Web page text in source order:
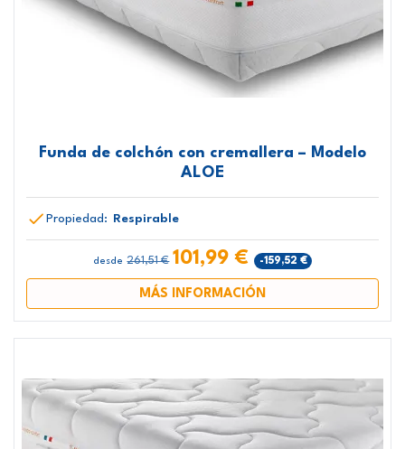
Funda de colchón con cremallera – Modelo
ALOE
Propiedad: Respirable
desde 261,51 € 101,99 € -159,52 €
MÁS INFORMACIÓN